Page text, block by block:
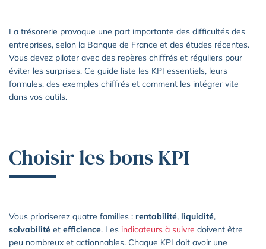
La trésorerie provoque une part importante des difficultés des
entreprises, selon la Banque de France et des études récentes.
Vous devez piloter avec des repères chiffrés et réguliers pour
éviter les surprises. Ce guide liste les KPI essentiels, leurs
formules, des exemples chiffrés et comment les intégrer vite
dans vos outils.
Choisir les bons KPI
Vous prioriserez quatre familles : rentabilité, liquidité,
solvabilité et efficience. Les indicateurs à suivre doivent être
peu nombreux et actionnables. Chaque KPI doit avoir une